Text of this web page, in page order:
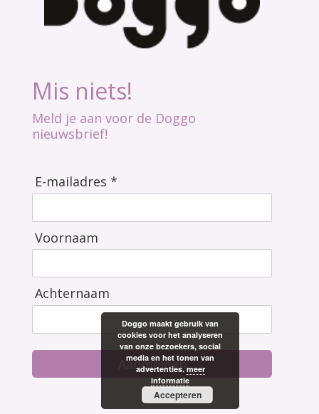
Mis niets!
Meld je aan voor de Doggo
nieuwsbrief!
E-mailadres *
Voornaam
Achternaam
Aanmelden
Doggo maakt gebruik van
cookies voor het analyseren
van onze bezoekers, social
media en het tonen van
advertenties. meer
informatie
Accepteren